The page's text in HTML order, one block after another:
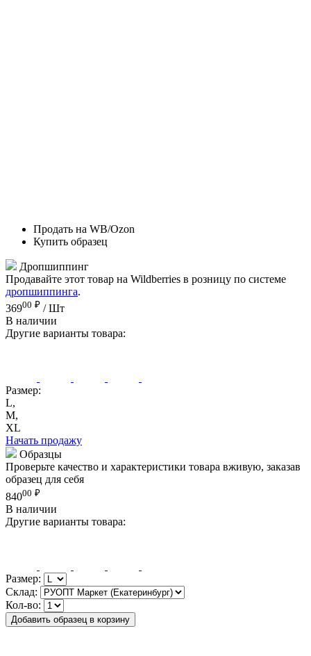
Продать на WB/Ozon
Купить образец
Дропшиппинг
Продавайте этот товар на Wildberries в розницу по системе
дропшиппинга.
36900 ₽ / Шт
В наличии
Другие варианты товара:
Размер:
L,
M,
XL
Начать продажу
Образцы
Проверьте качество и характеристики товара вживую, заказав
образец для себя
84000 ₽
В наличии
Другие варианты товара:
Размер:
Склад:
Кол-во:
Добавить образец в корзину